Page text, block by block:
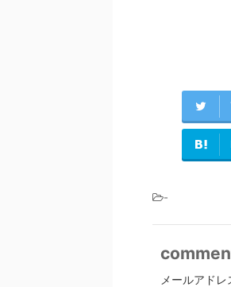
-
メールアド